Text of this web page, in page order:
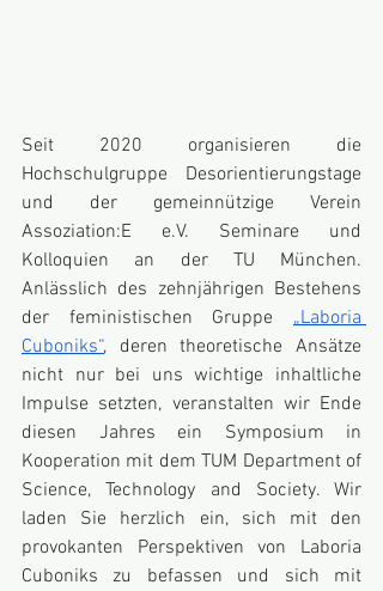
Seit 2020 organisieren die
Hochschulgruppe Desorientierungstage
und der gemeinnützige Verein
Assoziation:E e.V. Seminare und
Kolloquien an der TU München.
Anlässlich des zehnjährigen Bestehens
der feministischen Gruppe „Laboria
Cuboniks“, deren theoretische Ansätze
nicht nur bei uns wichtige inhaltliche
Impulse setzten, veranstalten wir Ende
diesen Jahres ein Symposium in
Kooperation mit dem TUM Department of
Science, Technology and Society. Wir
laden Sie herzlich ein, sich mit den
provokanten Perspektiven von Laboria
Cuboniks zu befassen und sich mit